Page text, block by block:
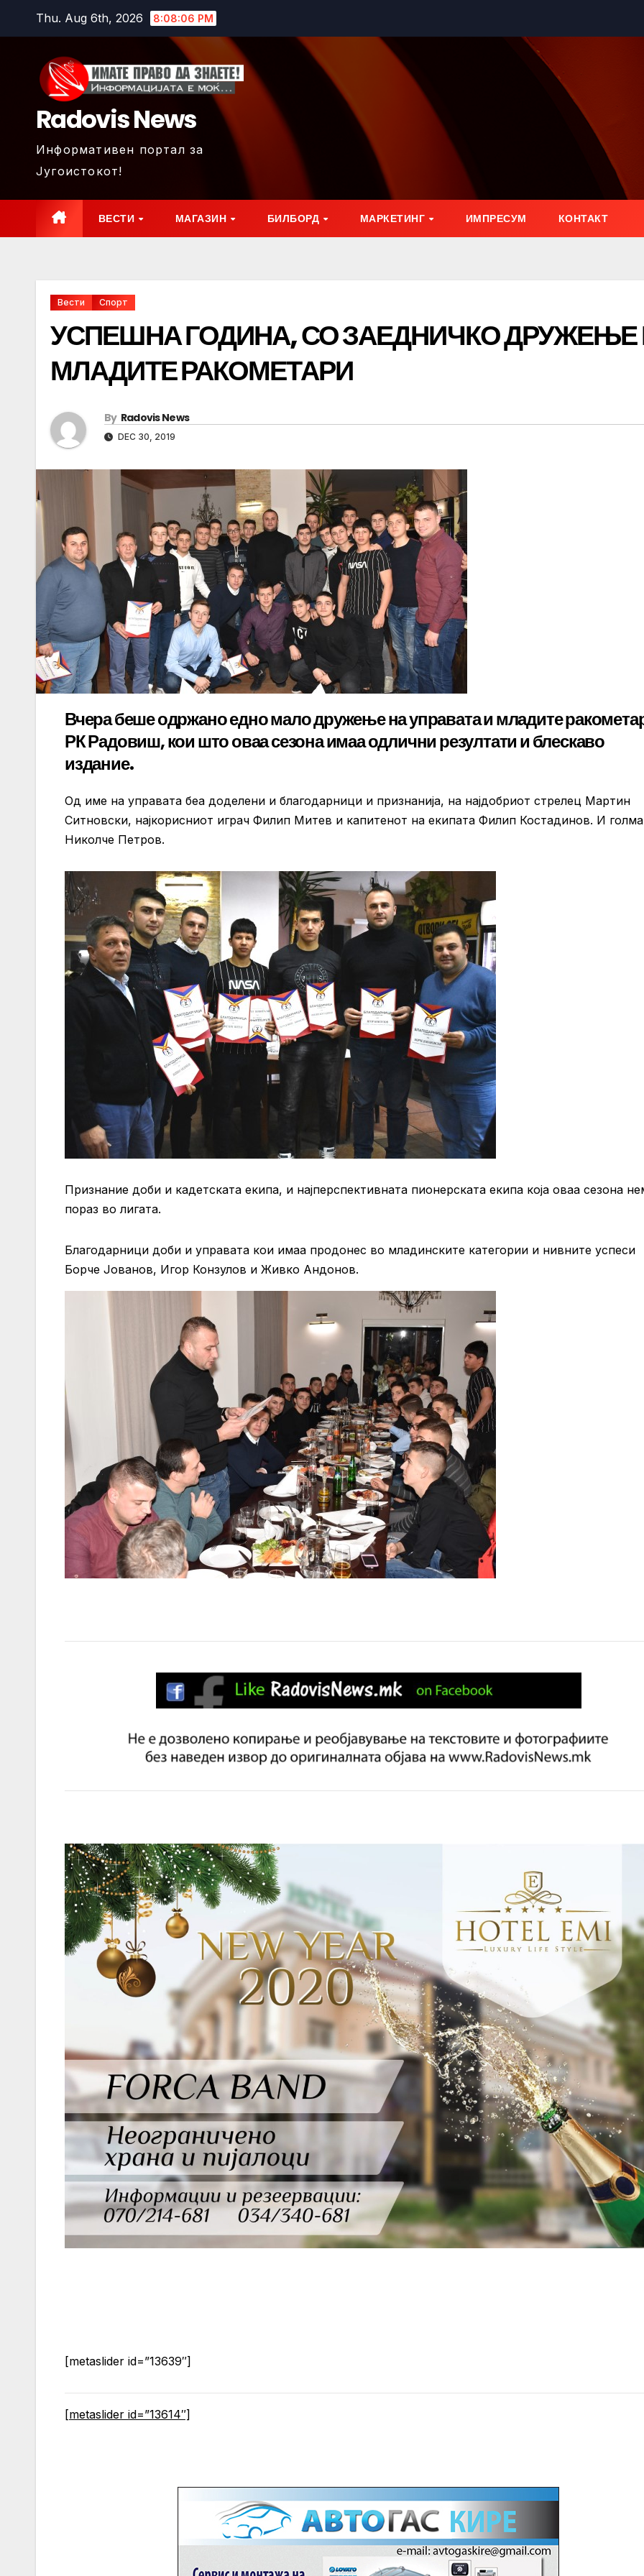
Thu. Aug 6th, 2026 8:08:08 PM
Radovis News
Информативен портал за
Југоистокот!
ВЕСТИ МАГАЗИН БИЛБОРД МАРКЕТИНГ ИМПРЕСУМ КОНТАКТ
Вести Спорт
УСПЕШНА ГОДИНА, СО ЗАЕДНИЧКО ДРУЖЕЊЕ
МЛАДИТЕ РАКОМЕТАРИ
By Radovis News
DEC 30, 2019
Вчера беше одржано едно мало дружење на управата и младите
РК Радовиш, кои што оваа сезона имаа одлични резултати и блескаво
издание.
Од име на управата беа доделени и благодарници и признанија, на најдобриот стрелец Мартин
Ситновски, најкорисниот играч Филип Митев и капитенот на екипата Филип Костадинов. И
Николче Петров.
Признание доби и кадетската екипа, и најперспективната пионерската екипа која оваа сезона
пораз во лигата.
Благодарници доби и управата кои имаа продонес во младинските категории и нивните успеси
Борче Јованов, Игор Конзулов и Живко Андонов.
[metaslider id=”13639″]
[metaslider id=”13614″]